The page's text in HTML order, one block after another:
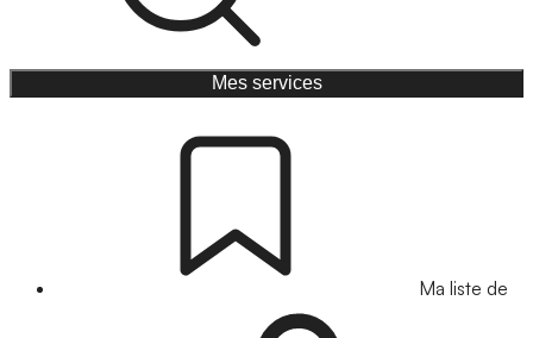
Mes services
Ma liste de